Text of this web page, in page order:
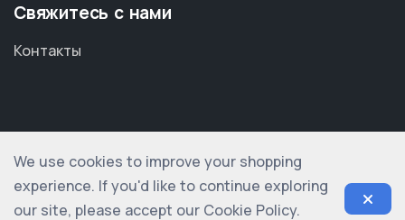
We use cookies to improve your shopping
experience. If you'd like to continue exploring
our site, please accept our Cookie Policy.
Свяжитесь с нами
Контакты
© 2012-2026 shopogolic ltd. All rights reserved